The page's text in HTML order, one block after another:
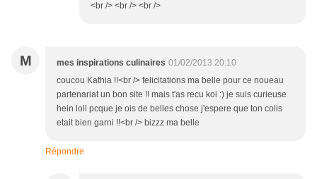
<br /> <br /> <br />
M mes inspirations culinaires 01/02/2013 20:10
coucou Kathia !!<br /> felicitations ma belle pour ce noueau
partenariat un bon site !! mais t'as recu koi :) je suis curieuse
hein loll pcque je ois de belles chose j'espere que ton colis
etait bien garni !!<br /> bizzz ma belle
Répondre